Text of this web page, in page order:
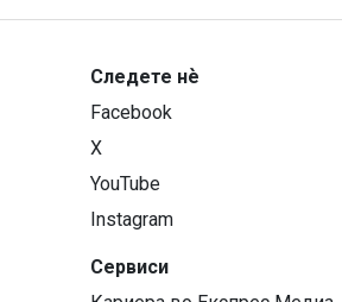
Следете нѐ
Facebook
X
YouTube
Instagram
Сервиси